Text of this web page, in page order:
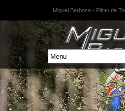
Miguel Barbosa - Piloto de